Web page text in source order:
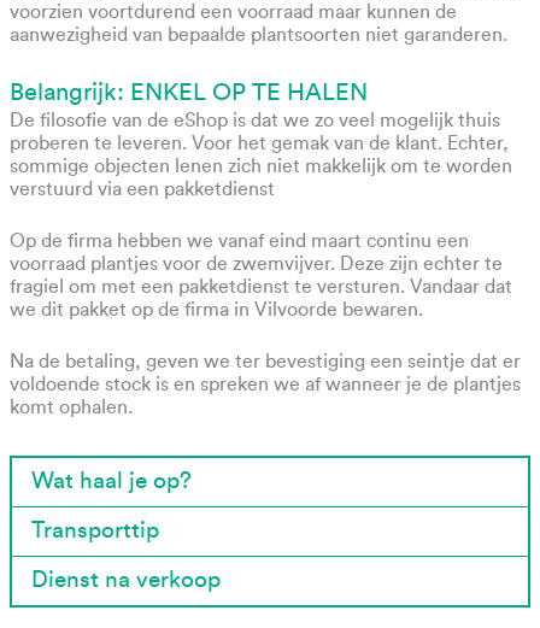
voorzien voortdurend een voorraad maar kunnen de
aanwezigheid van bepaalde plantsoorten niet garanderen.
Belangrijk: ENKEL OP TE HALEN
De filosofie van de eShop is dat we zo veel mogelijk thuis
proberen te leveren. Voor het gemak van de klant. Echter,
sommige objecten lenen zich niet makkelijk om te worden
verstuurd via een pakketdienst
Op de firma hebben we vanaf eind maart continu een
voorraad plantjes voor de zwemvijver. Deze zijn echter te
fragiel om met een pakketdienst te versturen. Vandaar dat
we dit pakket op de firma in Vilvoorde bewaren.
Na de betaling, geven we ter bevestiging een seintje dat er
voldoende stock is en spreken we af wanneer je de plantjes
komt ophalen.
Wat haal je op?
Transporttip
Dienst na verkoop